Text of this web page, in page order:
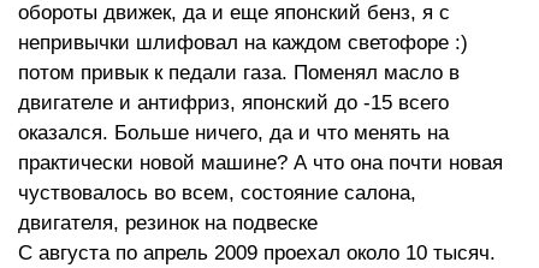
обороты движек, да и еще японский бенз, я с
непривычки шлифовал на каждом светофоре :)
потом привык к педали газа. Поменял масло в
двигателе и антифриз, японский до -15 всего
оказался. Больше ничего, да и что менять на
практически новой машине? А что она почти новая
чуствовалось во всем, состояние салона,
двигателя, резинок на подвеске
С августа по апрель 2009 проехал около 10 тысяч.